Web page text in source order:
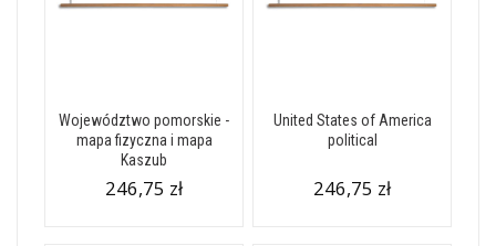
Województwo pomorskie -
mapa fizyczna i mapa
Kaszub
246,75 zł
United States of America
political
246,75 zł